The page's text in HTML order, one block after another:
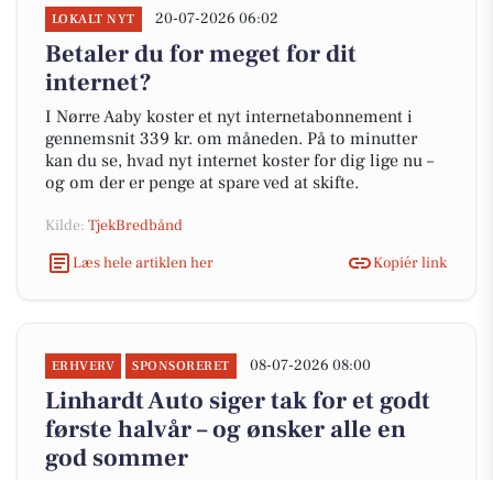
LOKALT NYT 20-07-2026 06:02
Betaler du for meget for dit
internet?
I Nørre Aaby koster et nyt internetabonnement i
gennemsnit 339 kr. om måneden. På to minutter
kan du se, hvad nyt internet koster for dig lige nu –
og om der er penge at spare ved at skifte.
Kilde: TjekBredbånd
Læs hele artiklen her
Kopiér link
ERHVERV SPONSORERET 08-07-2026 08:00
Linhardt Auto siger tak for et godt
første halvår – og ønsker alle en
god sommer